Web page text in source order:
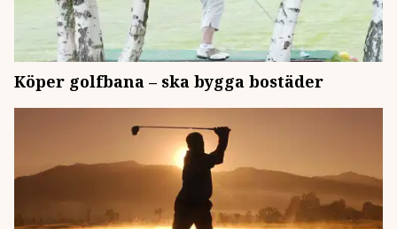
Köper golfbana – ska bygga bostäder